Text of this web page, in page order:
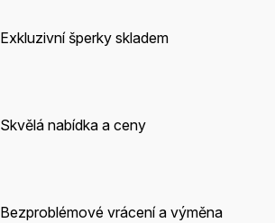
Exkluzivní šperky skladem
Skvělá nabídka a ceny
Bezproblémové vrácení a výměna